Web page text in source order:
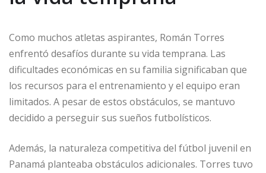
Como muchos atletas aspirantes, Román Torres
enfrentó desafíos durante su vida temprana. Las
dificultades económicas en su familia significaban que
los recursos para el entrenamiento y el equipo eran
limitados. A pesar de estos obstáculos, se mantuvo
decidido a perseguir sus sueños futbolísticos.
Además, la naturaleza competitiva del fútbol juvenil en
Panamá planteaba obstáculos adicionales. Torres tuvo